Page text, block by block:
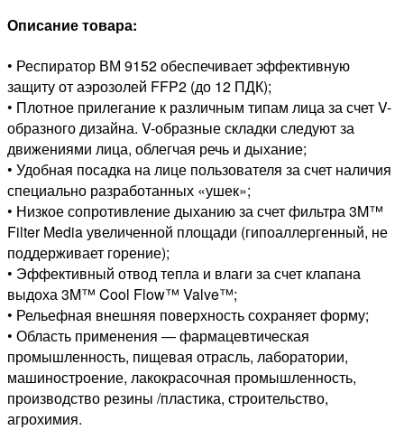
Описание товара:
• Респиратор ВМ 9152 обеспечивает эффективную
защиту от аэрозолей FFP2 (до 12 ПДК);
• Плотное прилегание к различным типам лица за счет V-
образного дизайна. V-образные складки следуют за
движениями лица, облегчая речь и дыхание;
• Удобная посадка на лице пользователя за счет наличия
специально разработанных «ушек»;
• Низкое сопротивление дыханию за счет фильтра 3M™
Filter Media увеличенной площади (гипоаллергенный, не
поддерживает горение);
• Эффективный отвод тепла и влаги за счет клапана
выдоха 3M™ Cool Flow™ Valve™;
• Рельефная внешняя поверхность сохраняет форму;
• Область применения — фармацевтическая
промышленность, пищевая отрасль, лаборатории,
машиностроение, лакокрасочная промышленность,
производство резины /пластика, строительство,
агрохимия.